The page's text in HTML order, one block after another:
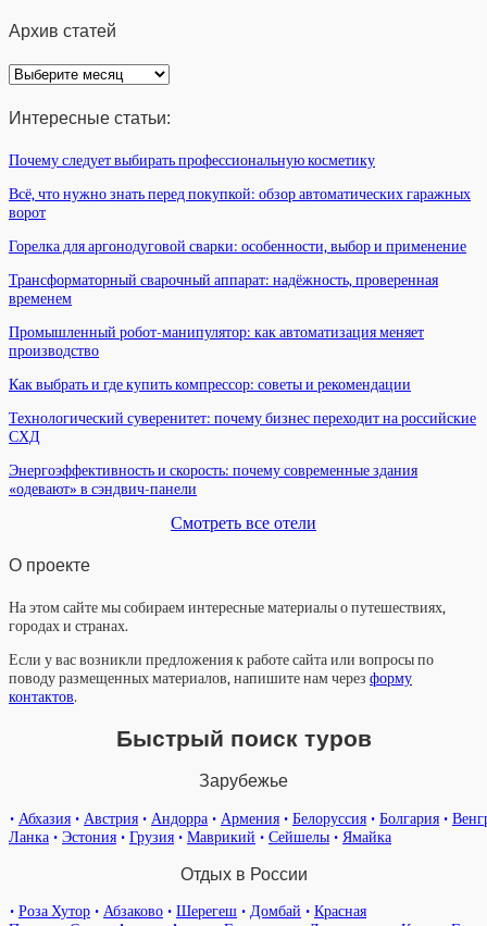
Архив статей
Архив
статей
Интересные статьи:
Почему следует выбирать профессиональную косметику
Всё, что нужно знать перед покупкой: обзор автоматических гаражных
ворот
Горелка для аргонодуговой сварки: особенности, выбор и применение
Трансформаторный сварочный аппарат: надёжность, проверенная
временем
Промышленный робот-манипулятор: как автоматизация меняет
производство
Как выбрать и где купить компрессор: советы и рекомендации
Технологический суверенитет: почему бизнес переходит на российские
СХД
Энергоэффективность и скорость: почему современные здания
«одевают» в сэндвич-панели
Смотреть все отели
О проекте
На этом сайте мы собираем интересные материалы о путешествиях,
городах и странах.
Если у вас возникли предложения к работе сайта или вопросы по
поводу размещенных материалов, напишите нам через форму
контактов.
Быстрый поиск туров
Зарубежье
• Абхазия • Австрия • Андорра • Армения • Белоруссия • Болгария •
Ланка • Эстония • Грузия • Маврикий • Сейшелы • Ямайка
Отдых в России
• Роза Хутор • Абзаково • Шерегеш • Домбай • Красная